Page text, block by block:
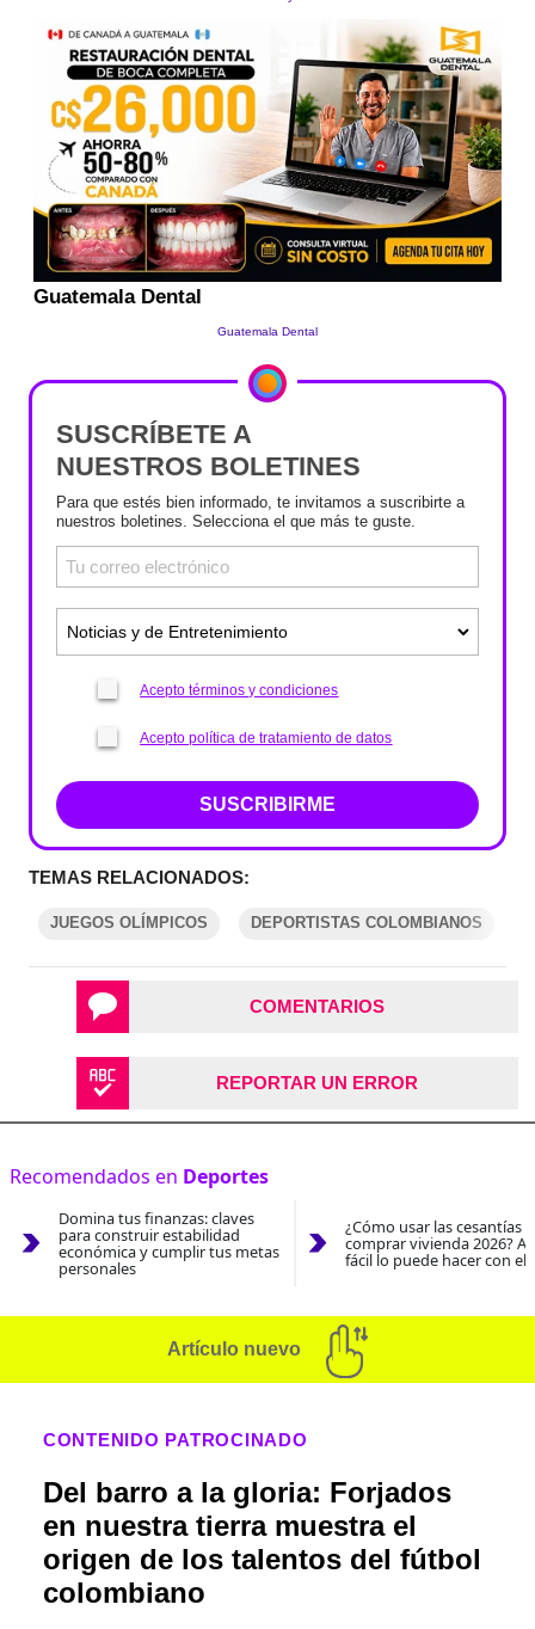
SUSCRÍBETE A
NUESTROS BOLETINES
Para que estés bien informado, te invitamos a suscribirte a
nuestros boletines. Selecciona el que más te guste.
Acepto términos y condiciones
Acepto política de tratamiento de datos
SUSCRIBIRME
TEMAS RELACIONADOS:
JUEGOS OLÍMPICOS DEPORTISTAS COLOMBIANOS
COMENTARIOS
REPORTAR UN ERROR
Recomendados en Deportes
Domina tus finanzas: claves
para construir estabilidad
económica y cumplir tus metas
personales
¿Cómo usar las cesantías
comprar vivienda 2026?
fácil lo puede hacer con el
Artículo nuevo
CONTENIDO PATROCINADO
Del barro a la gloria: Forjados
en nuestra tierra muestra el
origen de los talentos del fútbol
colombiano